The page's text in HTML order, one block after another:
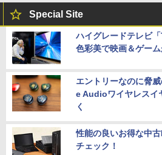
Special Site
ハイグレードテレビ
色彩美で映画＆ゲー
エントリーなのに脅
e Audioワイヤレスイ
く
性能の良いお得な中
チェック！